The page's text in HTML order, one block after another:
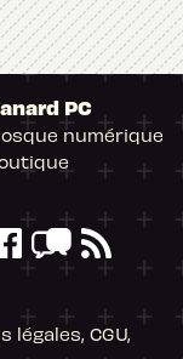
PC
numérique
légales, CGU,